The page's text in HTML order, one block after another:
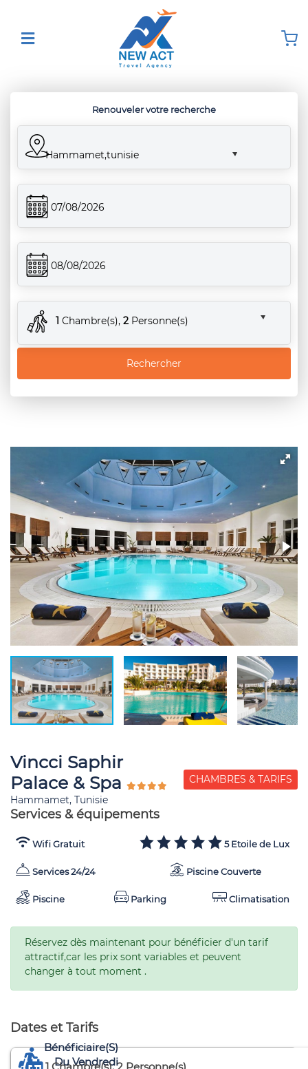
Renouveler votre recherche
Hammamet,tunisie
07/08/2026
08/08/2026
1 Chambre(s), 2 Personne(s)
Rechercher
Vincci Saphir
Palace & Spa
Hammamet, Tunisie
CHAMBRES & TARIFS
Services & équipements
Wifi Gratuit 5 Etoile de Lux
Services 24/24 Piscine Couverte
Piscine Parking Climatisation
Réservez dès maintenant pour bénéficier d'un tarif
attractif,car les prix sont variables et peuvent
changer à tout moment .
Dates et Tarifs
Du Vendredi
Bénéficiaire(s)